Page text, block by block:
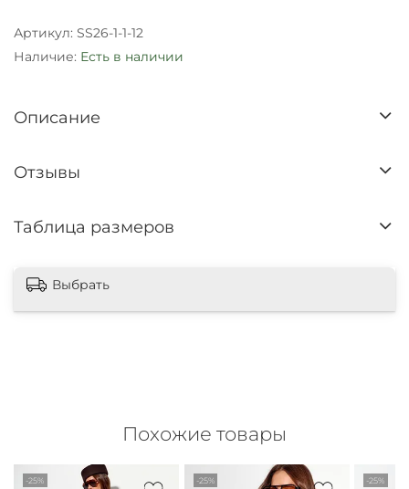
Артикул: SS26-1-1-12
Наличие: Есть в наличии
Описание
Отзывы
Таблица размеров
Выбрать
Похожие товары
-25% -25% -25%